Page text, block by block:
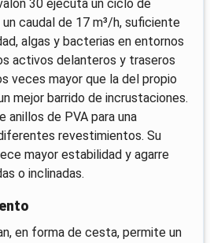
30 ejecuta un ciclo de
caudal de 17 m³/h, suficiente
algas y bacterias en entornos
activos delanteros y traseros
veces mayor que la del propio
mejor barrido de incrustaciones.
anillos de PVA para una
revestimientos. Su
mayor estabilidad y agarre
o inclinadas.
en forma de cesta, permite un